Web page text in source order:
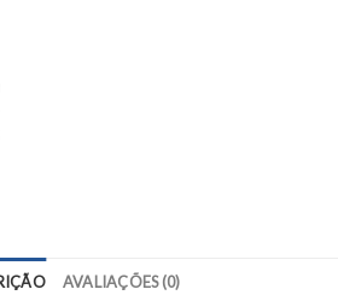
AVALIAÇÕES (0)